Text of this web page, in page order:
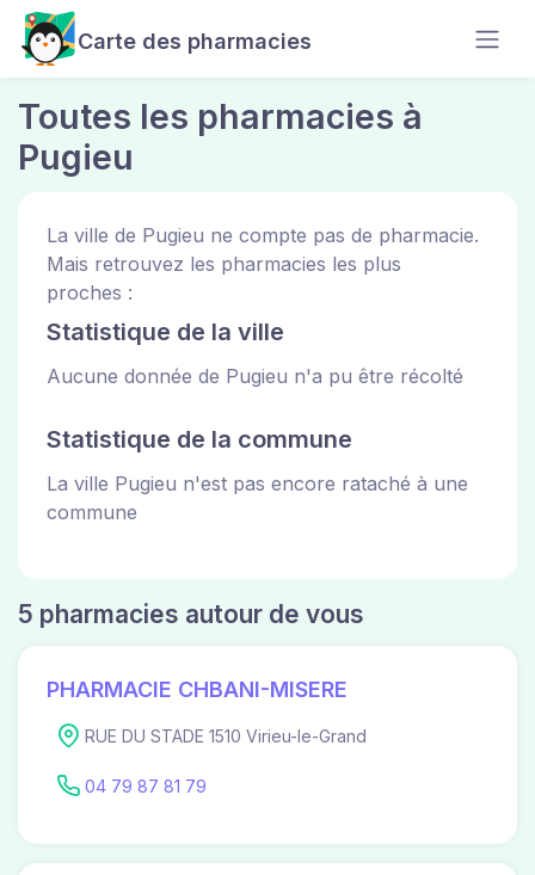
Carte des pharmacies
Toutes les pharmacies à
Pugieu
La ville de Pugieu ne compte pas de pharmacie.
Mais retrouvez les pharmacies les plus
proches :
Statistique de la ville
Aucune donnée de Pugieu n'a pu être récolté
Statistique de la commune
La ville Pugieu n'est pas encore rataché à une
commune
5 pharmacies autour de vous
PHARMACIE CHBANI-MISERE
RUE DU STADE 1510 Virieu-le-Grand
04 79 87 81 79